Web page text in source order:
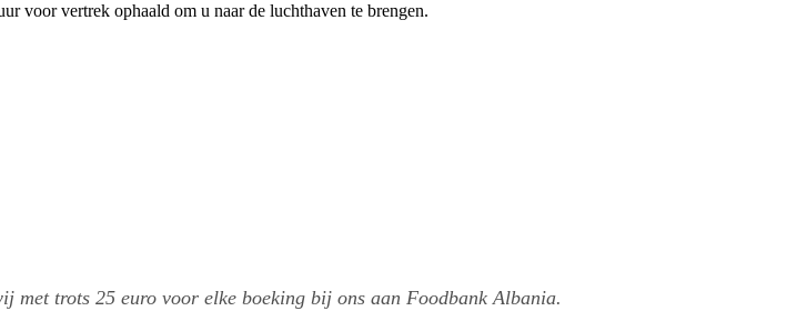
voor vertrek ophaald om u naar de luchthaven te brengen.
met trots 25 euro voor elke boeking bij ons aan Foodbank Albania.